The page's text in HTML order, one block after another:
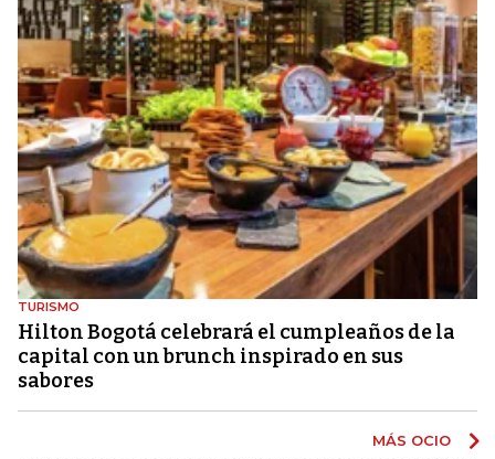
TURISMO
Hilton Bogotá celebrará el cumpleaños de la
capital con un brunch inspirado en sus
sabores
MÁS OCIO